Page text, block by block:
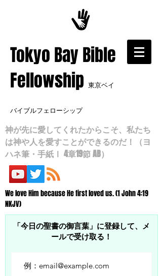
​Tokyo Bay Bible
Fellowship 東京ベイ
バイブルフェローシップ
神が先に愛してくれたからこそ、私たち
は神や人を愛すことができるのだ！（ヨ
ハネ筆・手紙Ⅰ 4章19節 AB）
We love Him because He first loved us. (1 John 4:19
NKJV)
「今日の聖書の御言葉」に登録して、メ
ールで受け取る！